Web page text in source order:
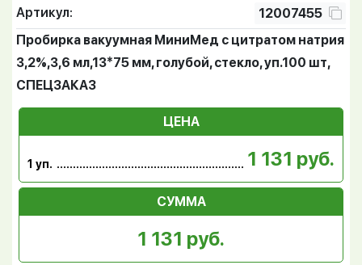
Артикул:
12007455
Пробирка вакуумная МиниМед с цитратом натрия
3,2%,3,6 мл,13*75 мм, голубой, стекло, уп.100 шт,
СПЕЦЗАКАЗ
ЦЕНА
1 уп. 1 131 руб.
СУММА
1 131 руб.